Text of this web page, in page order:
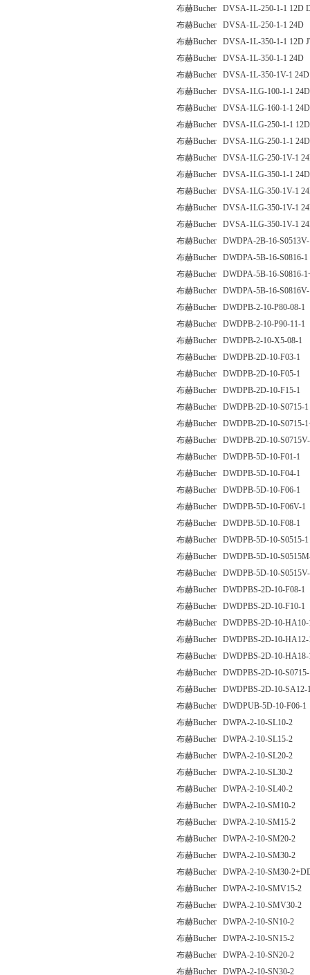
布赫Bucher DVSA-1L-250-1-1 12D
布赫Bucher DVSA-1L-250-1-1 24D
布赫Bucher DVSA-1L-350-1-1 12D
布赫Bucher DVSA-1L-350-1-1 24D
布赫Bucher DVSA-1L-350-1V-1 24D
布赫Bucher DVSA-1LG-100-1-1 24D
布赫Bucher DVSA-1LG-160-1-1 24D
布赫Bucher DVSA-1LG-250-1-1 12D
布赫Bucher DVSA-1LG-250-1-1 24D
布赫Bucher DVSA-1LG-250-1V-1
布赫Bucher DVSA-1LG-350-1-1 24D
布赫Bucher DVSA-1LG-350-1V-1
布赫Bucher DVSA-1LG-350-1V-1
布赫Bucher DVSA-1LG-350-1V-1
布赫Bucher DWDPA-2B-16-
布赫Bucher DWDPA-5B-16-S0816-1
布赫Bucher DWDPA-5B-16-S0816-
布赫Bucher DWDPA-5B-16-
布赫Bucher DWDPB-2-10-P80-08-1
布赫Bucher DWDPB-2-10-P90-11-1
布赫Bucher DWDPB-2-10-X5-08-1
布赫Bucher DWDPB-2D-10-F03-1
布赫Bucher DWDPB-2D-10-F05-1
布赫Bucher DWDPB-2D-10-F15-1
布赫Bucher DWDPB-2D-10-S0715-1
布赫Bucher DWDPB-2D-10-S0715-
布赫Bucher DWDPB-2D-10-
布赫Bucher DWDPB-5D-10-F01-1
布赫Bucher DWDPB-5D-10-F04-1
布赫Bucher DWDPB-5D-10-F06-1
布赫Bucher DWDPB-5D-10-F06V-1
布赫Bucher DWDPB-5D-10-F08-1
布赫Bucher DWDPB-5D-10-S0515-1
布赫Bucher DWDPB-5D-10-
布赫Bucher DWDPB-5D-10-
布赫Bucher DWDPBS-2D-10-F08-1
布赫Bucher DWDPBS-2D-10-F10-1
布赫Bucher DWDPBS-2D-10-HA10-
布赫Bucher DWDPBS-2D-10-HA12-
布赫Bucher DWDPBS-2D-10-HA18-
布赫Bucher DWDPBS-2D-10-
布赫Bucher DWDPBS-2D-10-SA12-
布赫Bucher DWDPUB-5D-10-F06-1
布赫Bucher DWPA-2-10-SL10-2
布赫Bucher DWPA-2-10-SL15-2
布赫Bucher DWPA-2-10-SL20-2
布赫Bucher DWPA-2-10-SL30-2
布赫Bucher DWPA-2-10-SL40-2
布赫Bucher DWPA-2-10-SM10-2
布赫Bucher DWPA-2-10-SM15-2
布赫Bucher DWPA-2-10-SM20-2
布赫Bucher DWPA-2-10-SM30-2
布赫Bucher DWPA-2-10-SM30-
布赫Bucher DWPA-2-10-SMV15-2
布赫Bucher DWPA-2-10-SMV30-2
布赫Bucher DWPA-2-10-SN10-2
布赫Bucher DWPA-2-10-SN15-2
布赫Bucher DWPA-2-10-SN20-2
布赫Bucher DWPA-2-10-SN30-2